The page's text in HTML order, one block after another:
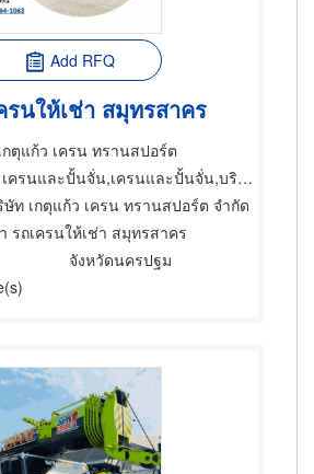
Add RFQ
นให้เช่า สมุทรสาคร
ตุแก้ว เครน ทรานสปอร์ต
ครนและปั้นจั่น,เครนและปั้นจั่น,บริการติดตั้งและโยกย้ายเครื่องจักรกล
ษัท เกตุแก้ว เครน ทรานสปอร์ต จำกัด
รถเครนให้เช่า สมุทรสาคร
จังหวัดนครปฐม